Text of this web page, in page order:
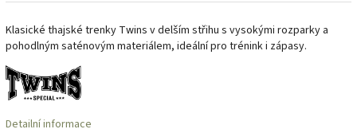
Klasické thajské trenky Twins v delším střihu s vysokými rozparky a
pohodlným saténovým materiálem, ideální pro trénink i zápasy.
Detailní informace